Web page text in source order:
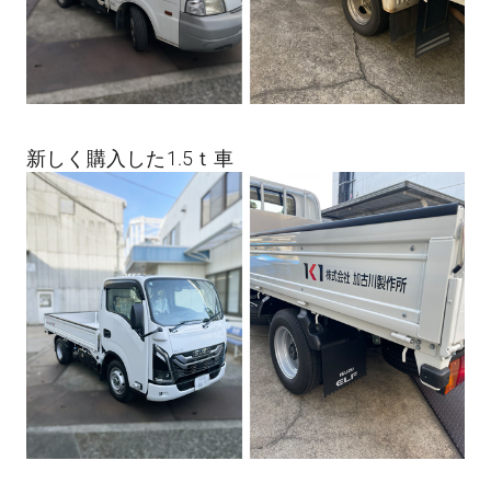
新しく購入した1.5ｔ車